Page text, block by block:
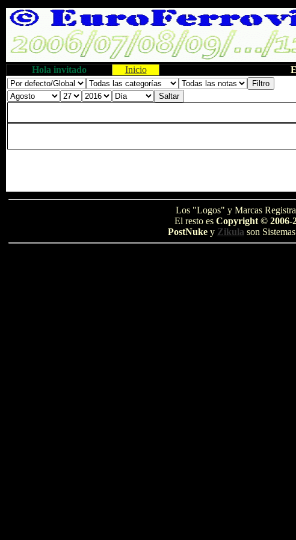
Hola invitado Inicio
Los "Logos" y Marcas
El resto es Copyright © 2006-
PostNukey Zikula son